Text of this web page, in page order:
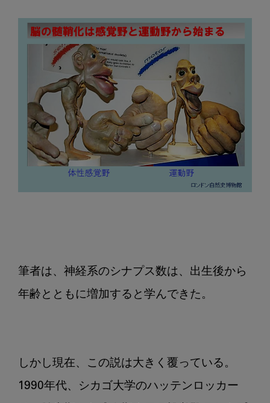
筆者は、神経系のシナプス数は、出生後から
年齢とともに増加すると学んできた。
しかし現在、この説は大きく覆っている。
1990年代、シカゴ大学のハッテンロッカー